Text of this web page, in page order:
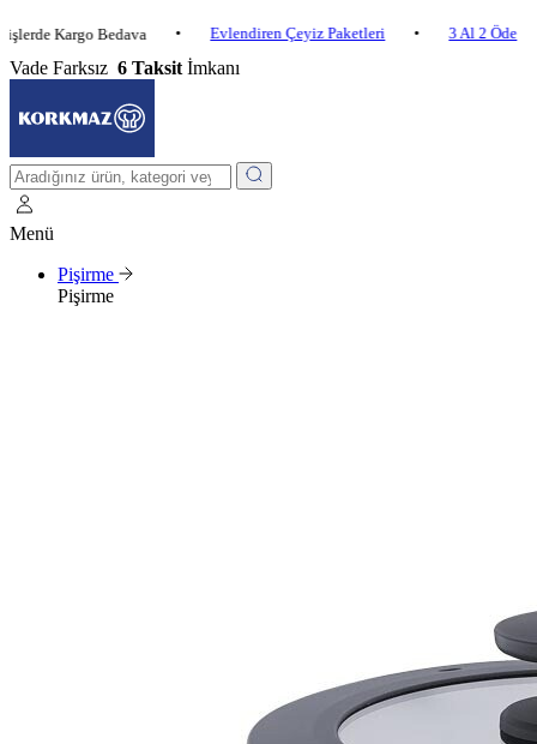
Kargo Bedava • Evlendiren Çeyiz Paketleri • 3 Al 2 Öde •
Vade Farksız 6 Taksit İmkanı
Menü
Pişirme
Pişirme